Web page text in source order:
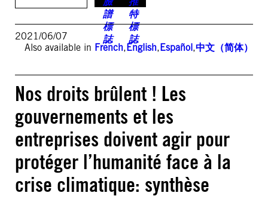
2021/06/07
Also available in French,English,Español,中文（简体）
Nos droits brûlent ! Les
gouvernements et les
entreprises doivent agir pour
protéger l’humanité face à la
crise climatique: synthèse